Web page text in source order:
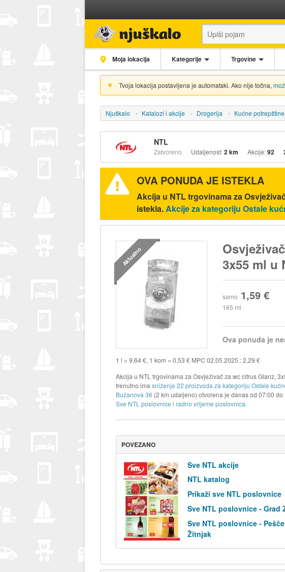
Moja lokacija Kategorije Trgovine
Tvoja lokacija postavljena je automatski. Ako nije točna,
Njuškalo Katalozi i akcije Drogerija Kućne potrepštine
NTL
Zatvoreno Udaljenost:2 km Akcije:92
OVA PONUDA JE ISTEKLA
Akcija u NTL trgovinama za
istekla.Akcije za kategoriju Ostale
Aktualno
3x55 ml u
samo 1,59 €
165 ml
Ova ponuda je
1 l = 9,64 €, 1 kom = 0,53 € MPC 02.05.2025.: 2,29 €
Akcija u NTL trgovinama za Osvježivač za wc citrus Glanz,
trenutno ima sniženje 22 proizvoda za kategoriju Ostale
Bužanova 36 (2 km udaljeno) otvorena je danas od 07:00 do
Sve NTL poslovnice i radno vrijeme poslovnica.
POVEZANO
Sve NTL akcije
NTL katalog
Prikaži sve NTL poslovnice
Sve NTL poslovnice - Grad
Sve NTL poslovnice -
Žitnjak